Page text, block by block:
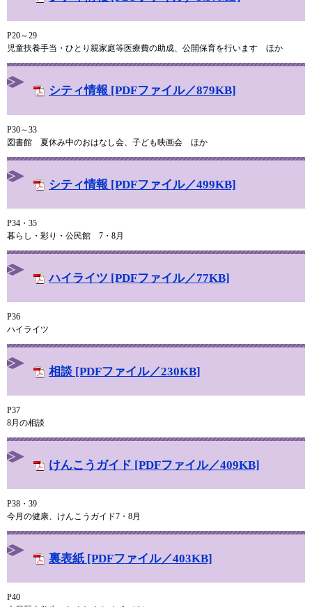
P20～29
児童扶養手当・ひとり親家庭等医療費の助成、公開保育を行います ほか
シティ情報 [PDFファイル／879KB]
P30～33
図書館 夏休み中のおはなし会、子ども映画会 ほか
シティ情報 [PDFファイル／499KB]
P34・35
暮らし・彩り・公民館 7・8月
ハイライツ [PDFファイル／77KB]
P36
ハイライツ
相談 [PDFファイル／230KB]
P37
8月の相談
けんこうガイド [PDFファイル／409KB]
P38・39
今月の健康、けんこうガイド7・8月
裏表紙 [PDFファイル／403KB]
P40